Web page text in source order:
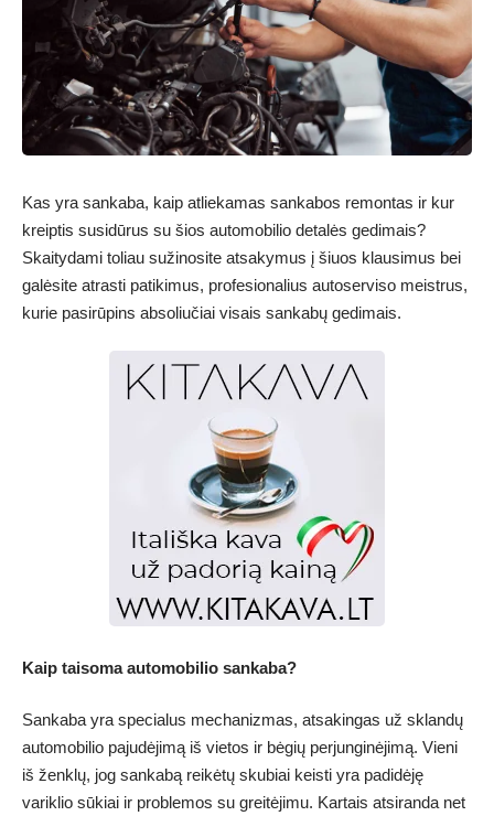
Kas yra sankaba, kaip atliekamas sankabos remontas ir kur
kreiptis susidūrus su šios automobilio detalės gedimais?
Skaitydami toliau sužinosite atsakymus į šiuos klausimus bei
galėsite atrasti patikimus, profesionalius autoserviso meistrus,
kurie pasirūpins absoliučiai visais sankabų gedimais.
Kaip taisoma automobilio sankaba?
Sankaba yra specialus mechanizmas, atsakingas už sklandų
automobilio pajudėjimą iš vietos ir bėgių perjunginėjimą. Vieni
iš ženklų, jog sankabą reikėtų skubiai keisti yra padidėję
variklio sūkiai ir problemos su greitėjimu. Kartais atsiranda net